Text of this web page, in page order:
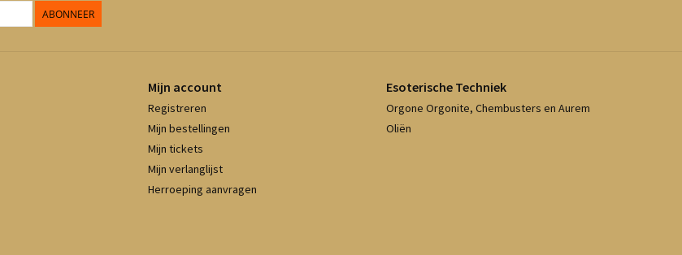
ABONNEER
Mijn account
Registreren
Mijn bestellingen
Mijn tickets
Mijn verlanglijst
Herroeping aanvragen
Esoterische Techniek
Orgone Orgonite, Chembusters en Aurem
Oliën